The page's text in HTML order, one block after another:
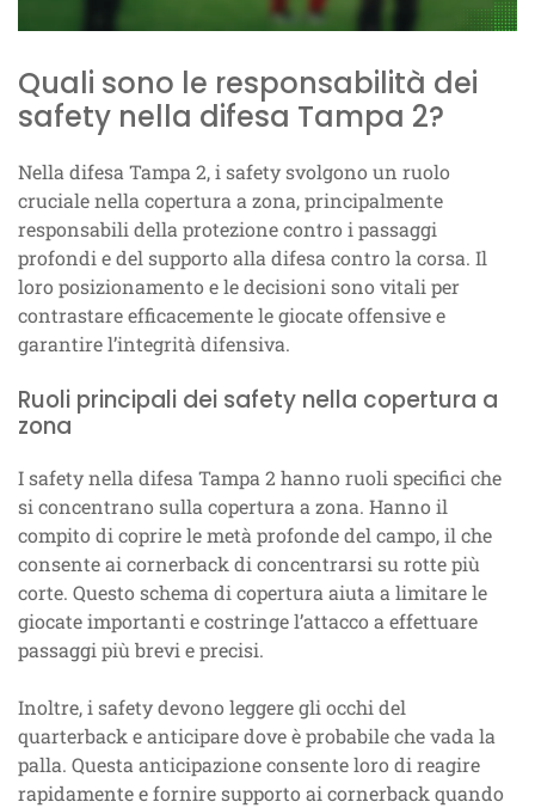
Quali sono le responsabilità dei
safety nella difesa Tampa 2?
Nella difesa Tampa 2, i safety svolgono un ruolo
cruciale nella copertura a zona, principalmente
responsabili della protezione contro i passaggi
profondi e del supporto alla difesa contro la corsa. Il
loro posizionamento e le decisioni sono vitali per
contrastare efficacemente le giocate offensive e
garantire l’integrità difensiva.
Ruoli principali dei safety nella copertura a
zona
I safety nella difesa Tampa 2 hanno ruoli specifici che
si concentrano sulla copertura a zona. Hanno il
compito di coprire le metà profonde del campo, il che
consente ai cornerback di concentrarsi su rotte più
corte. Questo schema di copertura aiuta a limitare le
giocate importanti e costringe l’attacco a effettuare
passaggi più brevi e precisi.
Inoltre, i safety devono leggere gli occhi del
quarterback e anticipare dove è probabile che vada la
palla. Questa anticipazione consente loro di reagire
rapidamente e fornire supporto ai cornerback quando